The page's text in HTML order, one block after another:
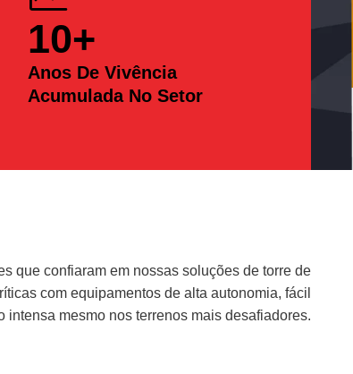
Anos De Vivência
Acumulada No Setor
10+
que confiaram em nossas soluções de torre de
com equipamentos de alta autonomia, fácil
intensa mesmo nos terrenos mais desafiadores.